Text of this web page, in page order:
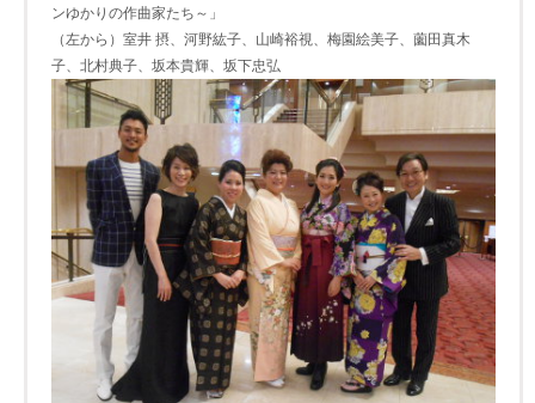
ンゆかりの作曲家たち～」
（左から）室井 摂、河野紘子、山崎裕視、梅園絵美子、薗田真木
子、北村典子、坂本貴輝、坂下忠弘